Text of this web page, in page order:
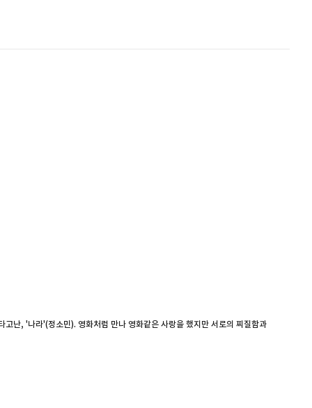
난, '나라'(정소민). 영화처럼 만나 영화같은 사랑을 했지만 서로의 찌질함과